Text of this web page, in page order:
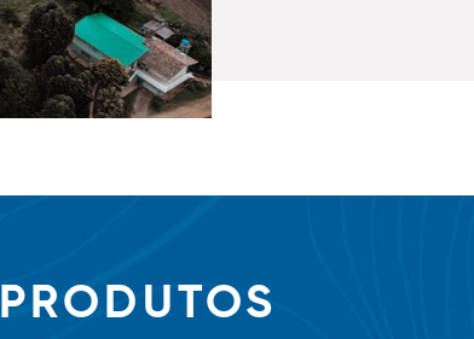
PRODUTOS